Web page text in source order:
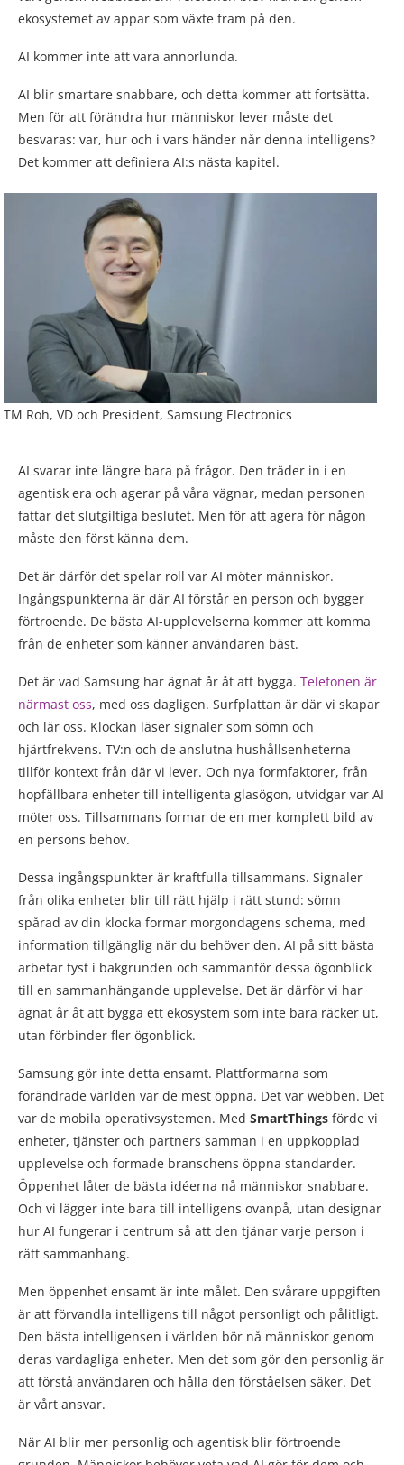
ekosystemet av appar som växte fram på den.
AI kommer inte att vara annorlunda.
AI blir smartare snabbare, och detta kommer att fortsätta.
Men för att förändra hur människor lever måste det
besvaras: var, hur och i vars händer når denna intelligens?
Det kommer att definiera AI:s nästa kapitel.
TM Roh, VD och President, Samsung Electronics
AI svarar inte längre bara på frågor. Den träder in i en
agentisk era och agerar på våra vägnar, medan personen
fattar det slutgiltiga beslutet. Men för att agera för någon
måste den först känna dem.
Det är därför det spelar roll var AI möter människor.
Ingångspunkterna är där AI förstår en person och bygger
förtroende. De bästa AI-upplevelserna kommer att komma
från de enheter som känner användaren bäst.
Det är vad Samsung har ägnat år åt att bygga. Telefonen är
närmast oss, med oss dagligen. Surfplattan är där vi skapar
och lär oss. Klockan läser signaler som sömn och
hjärtfrekvens. TV:n och de anslutna hushållsenheterna
tillför kontext från där vi lever. Och nya formfaktorer, från
hopfällbara enheter till intelligenta glasögon, utvidgar var AI
möter oss. Tillsammans formar de en mer komplett bild av
en persons behov.
Dessa ingångspunkter är kraftfulla tillsammans. Signaler
från olika enheter blir till rätt hjälp i rätt stund: sömn
spårad av din klocka formar morgondagens schema, med
information tillgänglig när du behöver den. AI på sitt bästa
arbetar tyst i bakgrunden och sammanför dessa ögonblick
till en sammanhängande upplevelse. Det är därför vi har
ägnat år åt att bygga ett ekosystem som inte bara räcker ut,
utan förbinder fler ögonblick.
Samsung gör inte detta ensamt. Plattformarna som
förändrade världen var de mest öppna. Det var webben. Det
var de mobila operativsystemen. Med SmartThings förde vi
enheter, tjänster och partners samman i en uppkopplad
upplevelse och formade branschens öppna standarder.
Öppenhet låter de bästa idéerna nå människor snabbare.
Och vi lägger inte bara till intelligens ovanpå, utan designar
hur AI fungerar i centrum så att den tjänar varje person i
rätt sammanhang.
Men öppenhet ensamt är inte målet. Den svårare uppgiften
är att förvandla intelligens till något personligt och pålitligt.
Den bästa intelligensen i världen bör nå människor genom
deras vardagliga enheter. Men det som gör den personlig är
att förstå användaren och hålla den förståelsen säker. Det
är vårt ansvar.
När AI blir mer personlig och agentisk blir förtroende